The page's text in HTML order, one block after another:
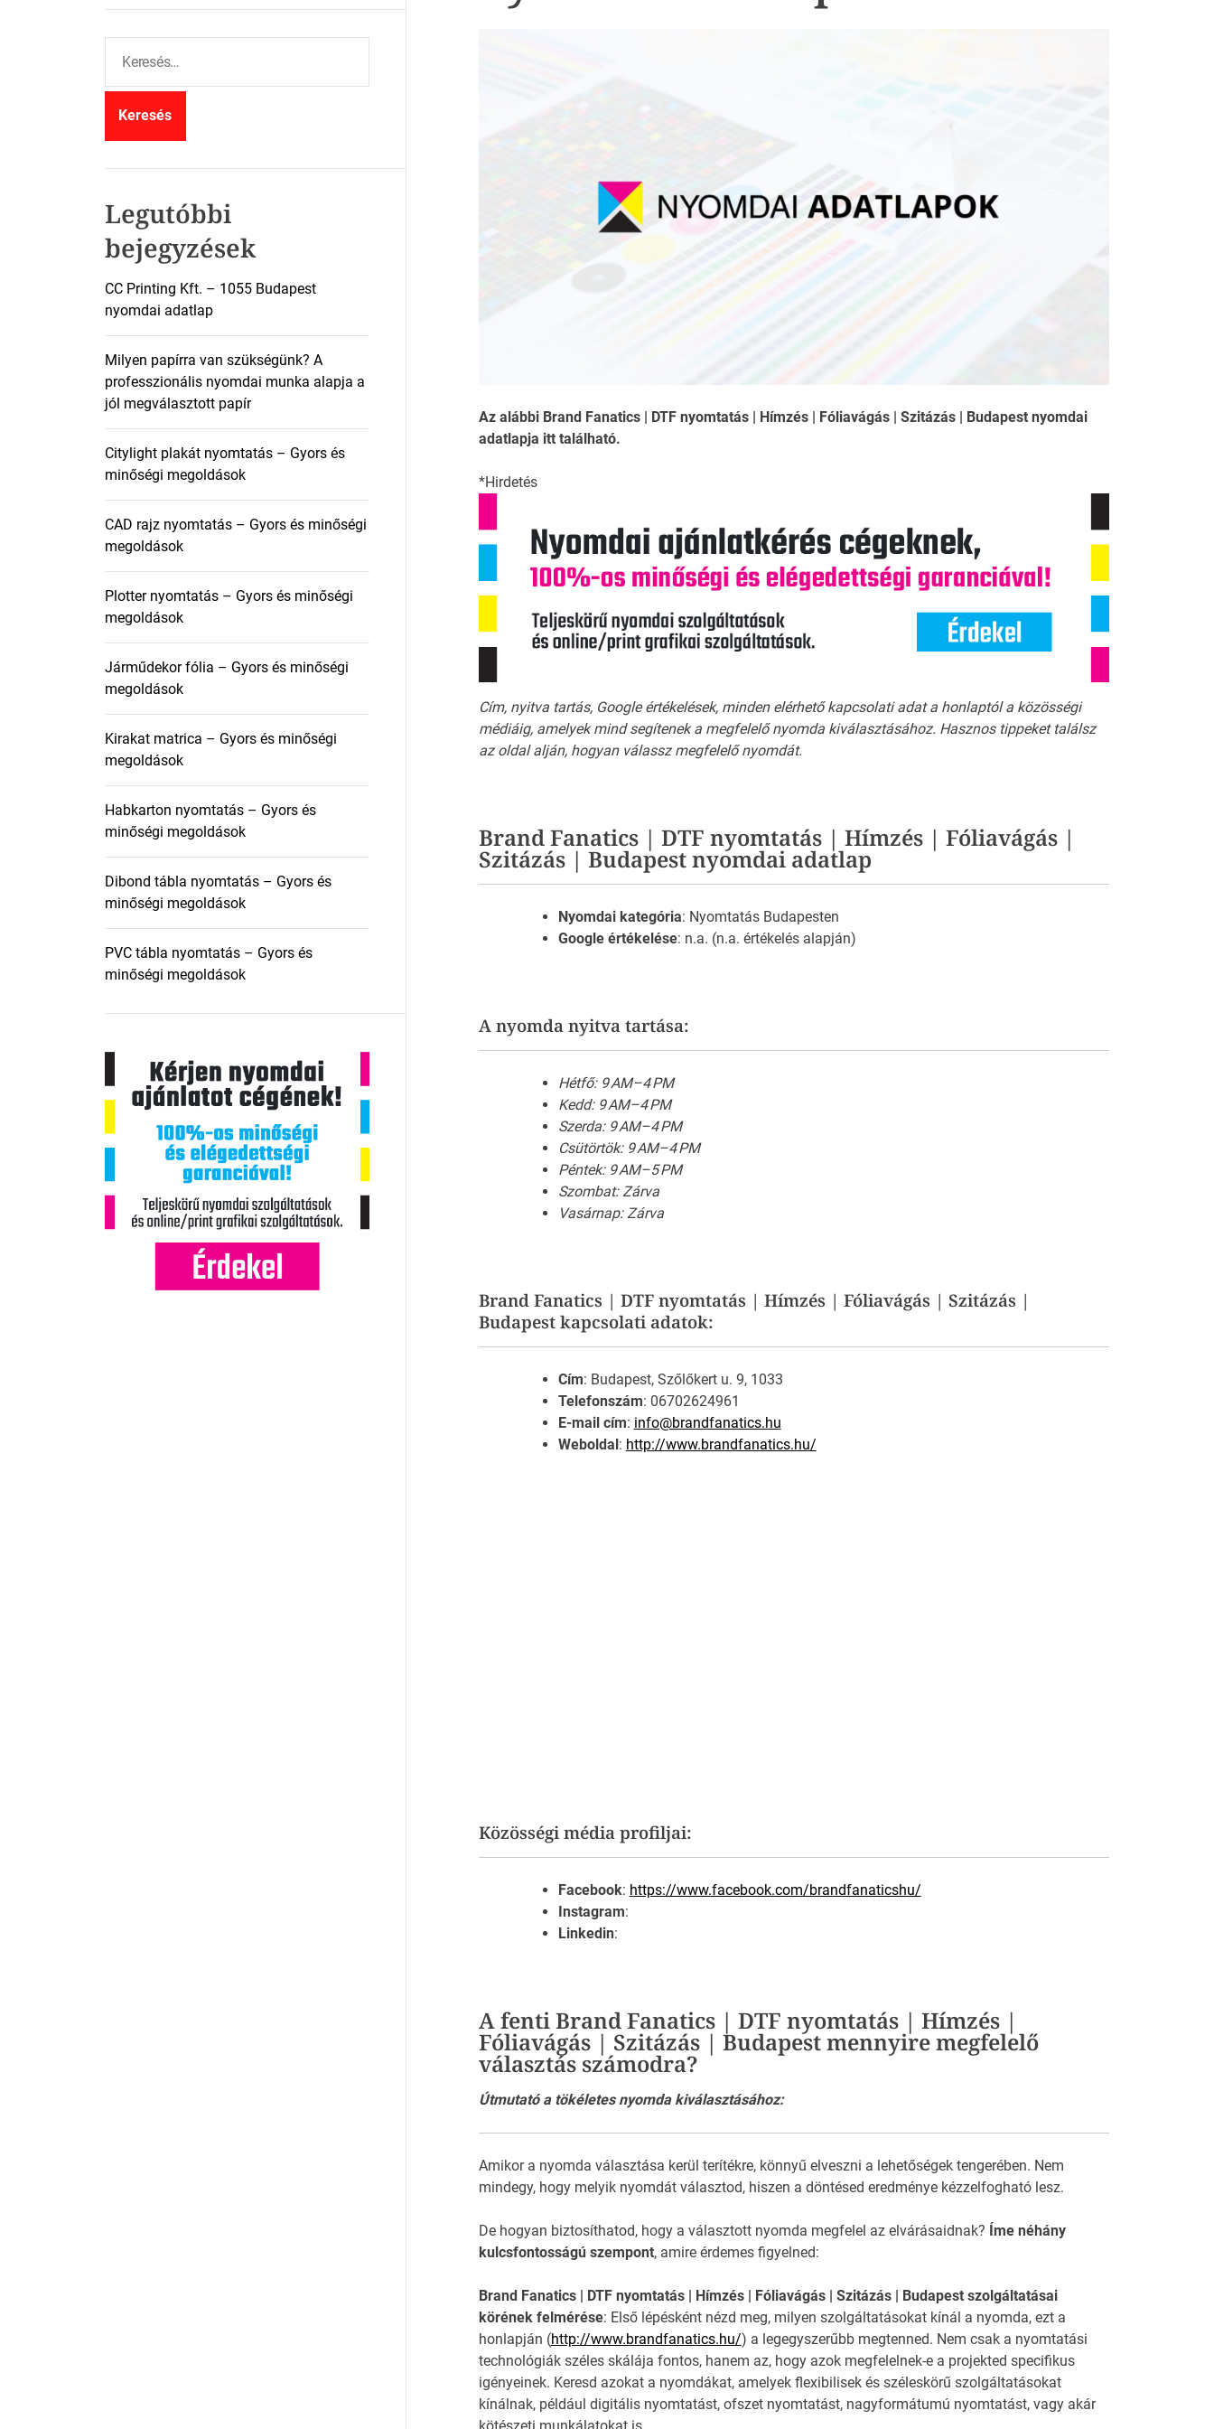
Az alábbi Brand Fanatics | DTF nyomtatás | Hímzés | Fóliavágás | Szitázás | Budapest nyomdai
adatlapja itt található.
*Hirdetés
Cím, nyitva tartás, Google értékelések, minden elérhető kapcsolati adat a honlaptól a közösségi
médiáig, amelyek mind segítenek a megfelelő nyomda kiválasztásához. Hasznos tippeket találsz
az oldal alján, hogyan válassz megfelelő nyomdát.
Brand Fanatics | DTF nyomtatás | Hímzés | Fóliavágás |
Szitázás | Budapest nyomdai adatlap
Nyomdai kategória: Nyomtatás Budapesten
Google értékelése: n.a. (n.a. értékelés alapján)
A nyomda nyitva tartása:
Hétfő: 9 AM–4 PM
Kedd: 9 AM–4 PM
Szerda: 9 AM–4 PM
Csütörtök: 9 AM–4 PM
Péntek: 9 AM–5 PM
Szombat: Zárva
Vasárnap: Zárva
Brand Fanatics | DTF nyomtatás | Hímzés | Fóliavágás | Szitázás |
Budapest kapcsolati adatok:
Cím: Budapest, Szőlőkert u. 9, 1033
Telefonszám: 06702624961
E-mail cím: info@brandfanatics.hu
Weboldal: http://www.brandfanatics.hu/
Közösségi média profiljai:
Facebook: https://www.facebook.com/brandfanaticshu/
Instagram:
Linkedin:
A fenti Brand Fanatics | DTF nyomtatás | Hímzés |
Fóliavágás | Szitázás | Budapest mennyire megfelelő
választás számodra?
Útmutató a tökéletes nyomda kiválasztásához:
Amikor a nyomda választása kerül terítékre, könnyű elveszni a lehetőségek tengerében. Nem
mindegy, hogy melyik nyomdát választod, hiszen a döntésed eredménye kézzelfogható lesz.
De hogyan biztosíthatod, hogy a választott nyomda megfelel az elvárásaidnak? Íme néhány
kulcsfontosságú szempont, amire érdemes figyelned:
Brand Fanatics | DTF nyomtatás | Hímzés | Fóliavágás | Szitázás | Budapest szolgáltatásai
körének felmérése: Első lépésként nézd meg, milyen szolgáltatásokat kínál a nyomda, ezt a
honlapján (http://www.brandfanatics.hu/) a legegyszerűbb megtenned. Nem csak a nyomtatási
technológiák széles skálája fontos, hanem az, hogy azok megfelelnek-e a projekted specifikus
igényeinek. Keresd azokat a nyomdákat, amelyek flexibilisek és széleskörű szolgáltatásokat
kínálnak, például digitális nyomtatást, ofszet nyomtatást, nagyformátumú nyomtatást, vagy akár
r
Legutóbbi
bejegyzések
CC Printing Kft. – 1055 Budapest
nyomdai adatlap
Milyen papírra van szükségünk? A
professzionális nyomdai munka alapja a
jól megválasztott papír
Citylight plakát nyomtatás – Gyors és
minőségi megoldások
CAD rajz nyomtatás – Gyors és minőségi
megoldások
Plotter nyomtatás – Gyors és minőségi
megoldások
Járműdekor fólia – Gyors és minőségi
megoldások
Kirakat matrica – Gyors és minőségi
megoldások
Habkarton nyomtatás – Gyors és
minőségi megoldások
Dibond tábla nyomtatás – Gyors és
minőségi megoldások
PVC tábla nyomtatás – Gyors és
minőségi megoldások